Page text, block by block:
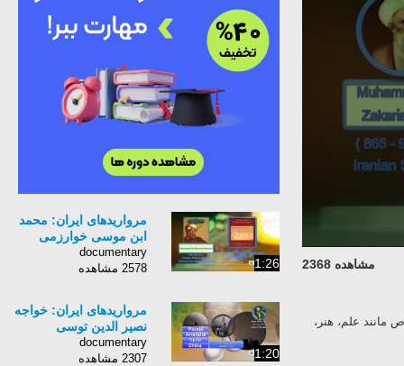
مشاهده 2368
مانند علم، هنر،
1:26
مرواریدهای ایران: محمد
ابن موسی خوارزمی
documentary
2578 مشاهده
1:20
مرواریدهای ایران: خواجه
نصیر الدین توسی
documentary
2307 مشاهده